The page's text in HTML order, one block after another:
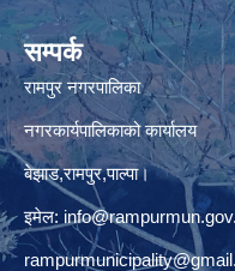
सम्पर्क
रामपुर नगरपालिका
नगरकार्यपालिकाको कार्यालय
बेझाड,रामपुर,पाल्पा।
इमेल: